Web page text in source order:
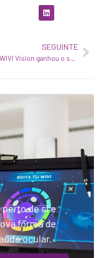
SEGUINTE
A WIVI Vision ganhou o segundo prémio do prémio Expansión Startup 2019
perto de si e
forma de
ocular.